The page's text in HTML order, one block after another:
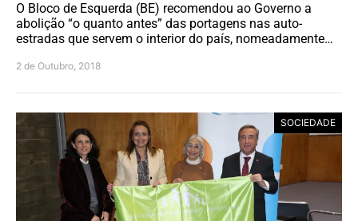
O Bloco de Esquerda (BE) recomendou ao Governo a
abolição “o quanto antes” das portagens nas auto-
estradas que servem o interior do país, nomeadamente…
2 de Outubro, 2018
SOCIEDADE